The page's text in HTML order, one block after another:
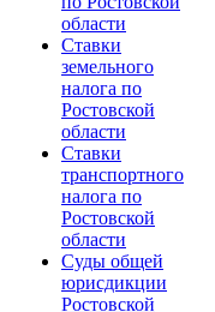
области
Ставки
земельного
налога по
Ростовской
области
Ставки
транспортного
налога по
Ростовской
области
Суды общей
юрисдикции
Ростовской